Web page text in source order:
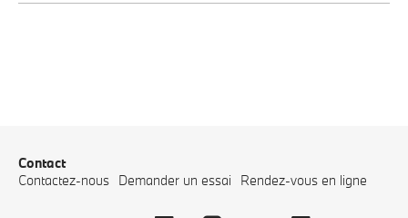
Contact
Contactez-nous Demander un essai Rendez-vous en ligne